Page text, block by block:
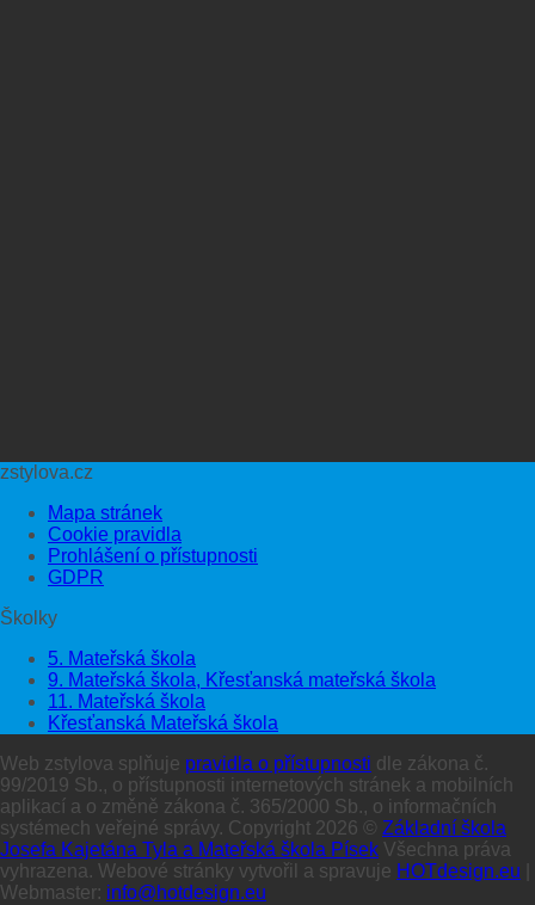
zstylova.cz
Mapa stránek
Cookie pravidla
Prohlášení o přístupnosti
GDPR
Školky
5. Mateřská škola
9. Mateřská škola, Křesťanská mateřská škola
11. Mateřská škola
Křesťanská Mateřská škola
Web zstylova splňuje pravidla o přístupnosti dle zákona č.
99/2019 Sb., o přístupnosti internetových stránek a mobilních
aplikací a o změně zákona č. 365/2000 Sb., o informačních
systémech veřejné správy. Copyright 2026 © Základní škola
Josefa Kajetána Tyla a Mateřská škola Písek Všechna práva
vyhrazena. Webové stránky vytvořil a spravuje HOTdesign.eu
Webmaster: info@hotdesign.eu